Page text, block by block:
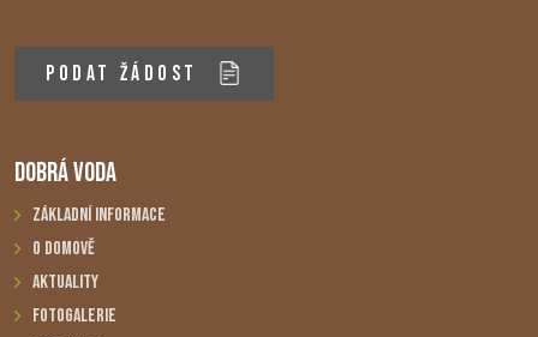
PODAT ŽÁDOST
DOBRÁ VODA
Základní informace
O domově
Aktuality
Fotogalerie